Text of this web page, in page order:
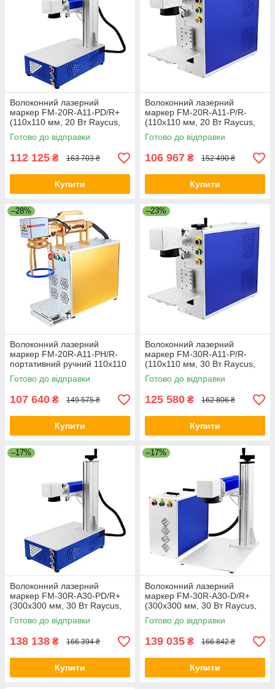
Волоконний лазерний
маркер FM-20R-A11-PD/R+
(110x110 мм, 20 Вт Raycus,
настільний портативний), з
підтримкою поворотної осі
Готово до відправки
112 125 ₴ 163 703 ₴
Купити
Волоконний лазерний
маркер FM-20R-A11-P/R-
(110x110 мм, 20 Вт Raycus,
портативний), без підтримки
поворотної осі
Готово до відправки
106 967 ₴ 152 490 ₴
Купити
–28%
Волоконний лазерний
маркер FM-20R-A11-PH/R-
портативний ручний 110x110
20 Вт, без підтримки
поворотної осі
Готово до відправки
107 640 ₴ 149 575 ₴
Купити
–23%
Волоконний лазерний
маркер FM-30R-A11-P/R-
(110x110 мм, 30 Вт Raycus,
портативний), без підтримки
поворотної осі
Готово до відправки
125 580 ₴ 162 806 ₴
Купити
–17%
Волоконний лазерний
маркер FM-30R-A30-PD/R+
(300x300 мм, 30 Вт Raycus,
настільний портативний), з
підтримкою поворотної осі
Готово до відправки
138 138 ₴ 166 394 ₴
Купити
–17%
Волоконний лазерний
маркер FM-30R-A30-D/R+
(300x300 мм, 30 Вт Raycus,
настільний)
Готово до відправки
139 035 ₴ 166 842 ₴
Купити